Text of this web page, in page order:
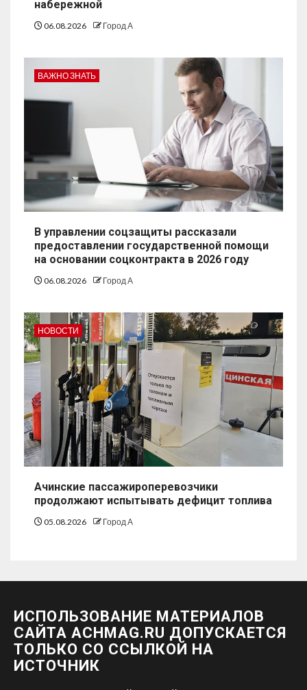
набережной
06.08.2026 Город А
ВАЖНО ЗНАТЬ
В управлении соцзащиты рассказали
предоставлении государственной помощи
на основании соцконтракта в 2026 году
06.08.2026 Город А
НОВОСТИ
Ачинские пассажироперевозчики
продолжают испытывать дефицит топлива
05.08.2026 Город А
ИСПОЛЬЗОВАНИЕ МАТЕРИАЛОВ
САЙТА ACHMAG.RU ДОПУСКАЕТСЯ
ТОЛЬКО СО ССЫЛКОЙ НА
ИСТОЧНИК